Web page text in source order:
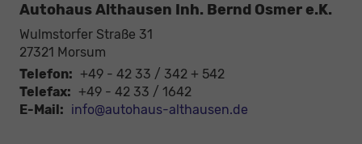
Autohaus Althausen Inh. Bernd Osmer e.K.
Wulmstorfer Straße 31
27321 Morsum
Telefon: +49 - 42 33 / 342 + 542
Telefax: +49 - 42 33 / 1642
E-Mail: info@autohaus-althausen.de